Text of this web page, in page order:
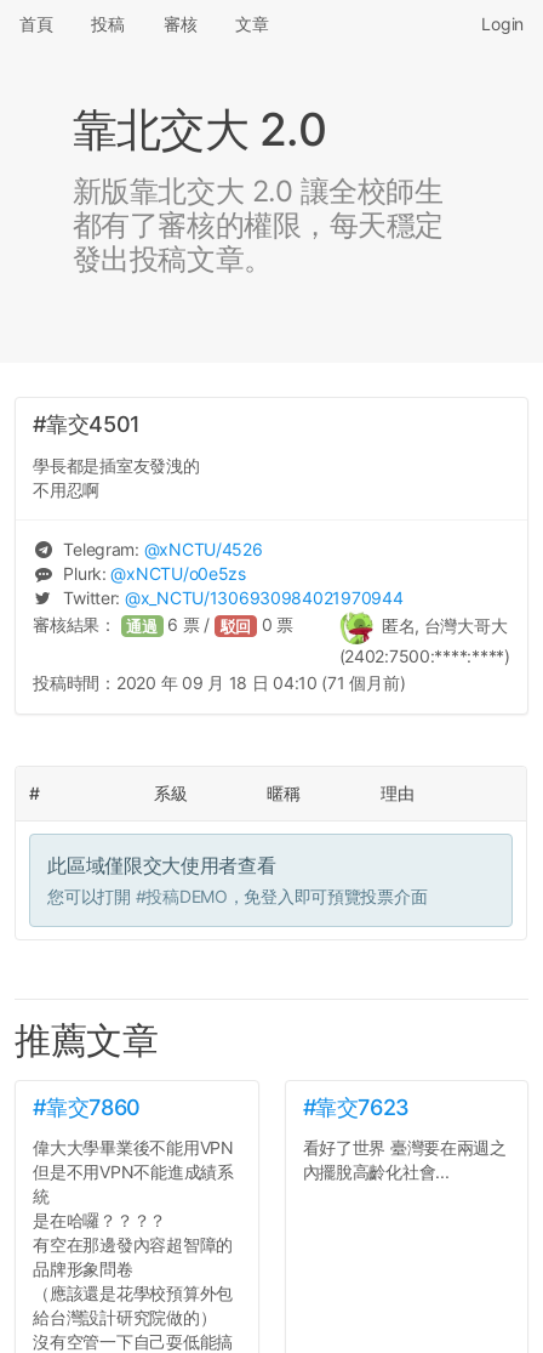
首頁 投稿 審核 文章 Login
靠北交大 2.0
新版靠北交大 2.0 讓全校師生
都有了審核的權限，每天穩定
發出投稿文章。
#靠交4501
學長都是插室友發洩的
不用忍啊
Telegram: @xNCTU/4526
Plurk:@xNCTU/o0e5zs
Twitter: @x_NCTU/1306930984021970944
匿名, 台灣大哥大
(2402:7500:****:****)
審核結果： 通過 6 票 / 駁回 0 票
投稿時間： 2020 年 09 月 18 日 04:10 (71 個月前)
# 系級 暱稱 理由
此區域僅限交大使用者查看
您可以打開 #投稿DEMO ，免登入即可預覽投票介面
推薦文章
#靠交7860
偉大大學畢業後不能用VPN
但是不用VPN不能進成績系
統
是在哈囉？？？？
有空在那邊發內容超智障的
品牌形象問卷
（應該還是花學校預算外包
給台灣設計研究院做的）
沒有空管一下自己耍低能搞
#靠交7623
看好了世界 臺灣要在兩週之
內擺脫高齡化社會...